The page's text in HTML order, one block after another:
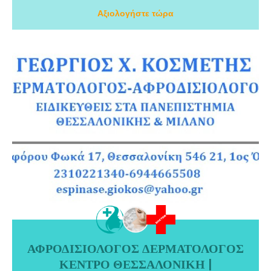
Αξιολογήστε τώρα
ΑΦΡΟΔΙΣΙΟΛΟΓΟΣ ΔΕΡΜΑΤΟΛΟΓΟΣ ΚΕΝΤΡΟ ΘΕΣΣΑΛΟΝΙΚΗ |
ΚΟΣΜΕΤΗΣ ΓΕΩΡΓΙΟΣ. Δερματολογικού Ιατρείου του Κοσμέτη
ΑΦΡΟΔΙΣΙΟΛΟΓΟΣ ΔΕΡΜΑΤΟΛΟΓΟΣ
ΚΕΝΤΡΟ ΘΕΣΣΑΛΟΝΙΚΗ |